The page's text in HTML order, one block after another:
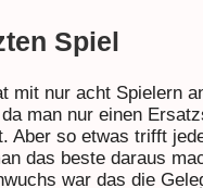
Spiel
mit nur acht Spielern
man nur einen
Aber so etwas trifft
das beste daraus
war das die